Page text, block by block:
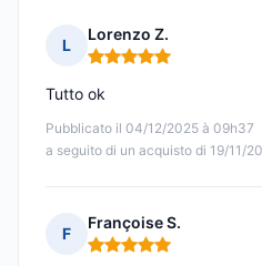
L
Lorenzo Z.
Nota: 5 su 5
Pubblicato il 04/12/2025 à 09h37
a seguito di un acquisto di 19/11/
Tutto ok
F
Françoise S.
Nota: 5 su 5